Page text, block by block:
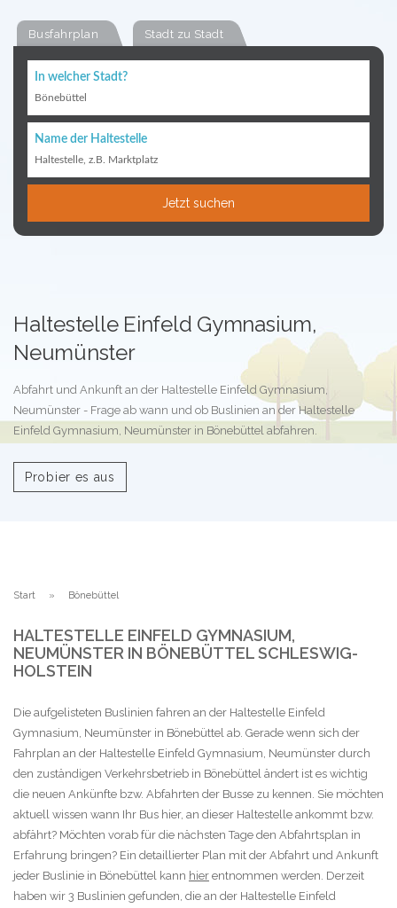
Busfahrplan Stadt zu Stadt
In welcher Stadt?
Bönebüttel
Name der Haltestelle
Haltestelle, z.B. Marktplatz
Jetzt suchen
Haltestelle Einfeld Gymnasium,
Neumünster
Abfahrt und Ankunft an der Haltestelle Einfeld Gymnasium,
Neumünster - Frage ab wann und ob Buslinien an der Haltestelle
Einfeld Gymnasium, Neumünster in Bönebüttel abfahren.
Probier es aus
Start Bönebüttel
HALTESTELLE EINFELD GYMNASIUM,
NEUMÜNSTER IN BÖNEBÜTTEL SCHLESWIG-
HOLSTEIN
Die aufgelisteten Buslinien fahren an der Haltestelle Einfeld
Gymnasium, Neumünster in Bönebüttel ab. Gerade wenn sich der
Fahrplan an der Haltestelle Einfeld Gymnasium, Neumünster durch
den zuständigen Verkehrsbetrieb in Bönebüttel ändert ist es wichtig
die neuen Ankünfte bzw. Abfahrten der Busse zu kennen. Sie möchten
aktuell wissen wann Ihr Bus hier, an dieser Haltestelle ankommt bzw.
abfährt? Möchten vorab für die nächsten Tage den Abfahrtsplan in
Erfahrung bringen? Ein detaillierter Plan mit der Abfahrt und Ankunft
jeder Buslinie in Bönebüttel kann hier entnommen werden. Derzeit
haben wir 3 Buslinien gefunden, die an der Haltestelle Einfeld